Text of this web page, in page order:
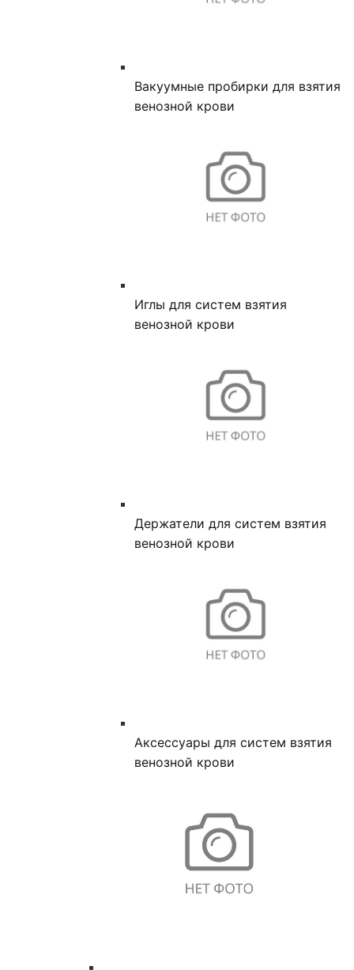
Вакуумные пробирки для взятия
венозной крови
Иглы для систем взятия
венозной крови
Держатели для систем взятия
венозной крови
Аксессуары для систем взятия
венозной крови